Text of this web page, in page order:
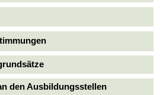
den Ausbildungsstellen